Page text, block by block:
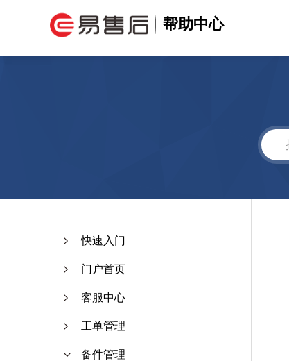
帮助中心
快速入门
门户首页
客服中心
工单管理
备件管理